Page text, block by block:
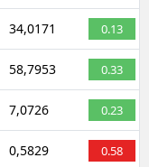
Kars
Kastamonu
Kayseri
Kırklareli
34,0171 0.13
58,7953 0.33
7,0726 0.23
0,5829 0.58